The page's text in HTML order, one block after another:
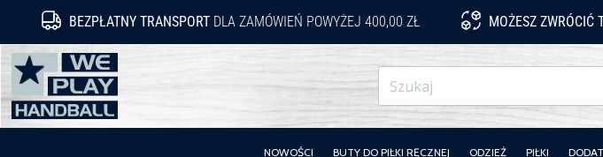
BEZPŁATNY TRANSPORT DLA ZAMÓWIEŃ POWYŻEJ 400,00 ZŁ MOŻESZ ZWRÓCIĆ
WePlayHandball.pl
NOWOŚCI BUTY DO PIŁKI RĘCZNEJ ODZIEŻ PIŁKI